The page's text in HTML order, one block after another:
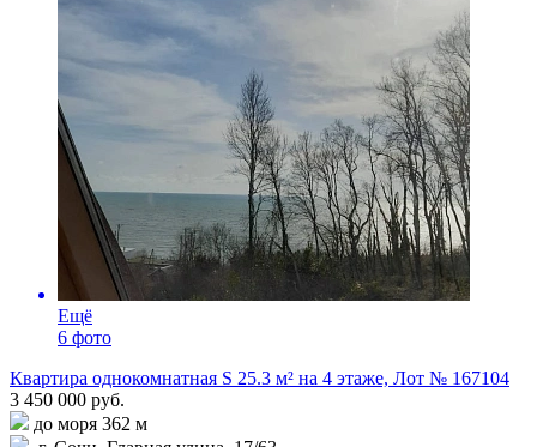
Ещё
6 фото
Квартира однокомнатная S 25.3 м² на 4 этаже, Лот № 167104
3 450 000 руб.
до моря 362 м